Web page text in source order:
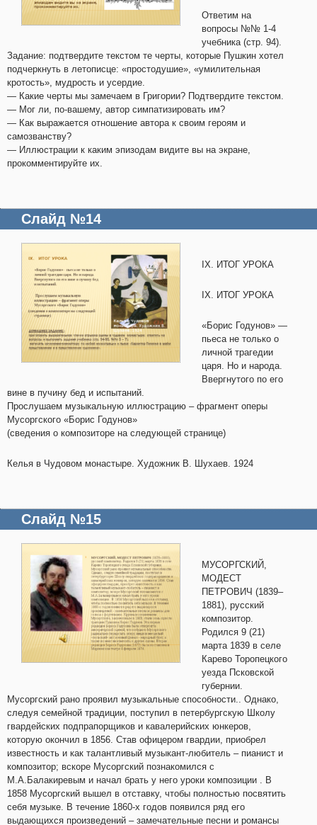
Ответим на
вопросы №№ 1-4
учебника (стр. 94).
Задание: подтвердите текстом те черты, которые Пушкин хотел
подчеркнуть в летописце: «простодушие», «умилительная
кротость», мудрость и усердие.
— Какие черты мы замечаем в Григории? Подтвердите текстом.
— Мог ли, по-вашему, автор симпатизировать им?
— Как выражается отношение автора к своим героям и
самозванству?
— Иллюстрации к каким эпизодам видите вы на экране,
прокомментируйте их.
Слайд №14
IX. ИТОГ УРОКА
IX. ИТОГ УРОКА
«Борис Годунов» —
пьеса не только о
личной трагедии
царя. Но и народа.
Ввергнутого по его
вине в пучину бед и испытаний.
Прослушаем музыкальную иллюстрацию – фрагмент оперы
Мусоргского «Борис Годунов»
(сведения о композиторе на следующей странице)
Келья в Чудовом монастыре. Художник В. Шухаев. 1924
Слайд №15
МУСОРГСКИЙ,
МОДЕСТ
ПЕТРОВИЧ (1839–
1881), русский
композитор.
Родился 9 (21)
марта 1839 в селе
Карево Торопецкого
уезда Псковской
губернии.
Мусоргский рано проявил музыкальные способности.. Однако,
следуя семейной традиции, поступил в петербургскую Школу
гвардейских подпрапорщиков и кавалерийских юнкеров,
которую окончил в 1856. Став офицером гвардии, приобрел
известность и как талантливый музыкант-любитель – пианист и
композитор; вскоре Мусоргский познакомился с
М.А.Балакиревым и начал брать у него уроки композиции . В
1858 Мусоргский вышел в отставку, чтобы полностью посвятить
себя музыке. В течение 1860-х годов появился ряд его
выдающихся произведений – замечательные песни и романсы